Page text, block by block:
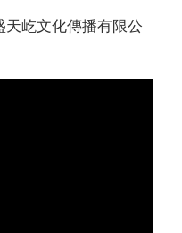
天屹文化傳播有限公